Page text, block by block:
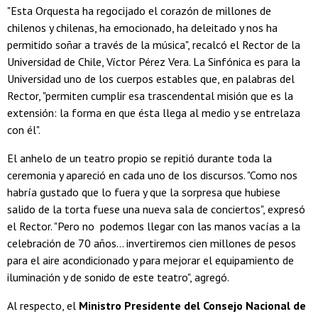
"Esta Orquesta ha regocijado el corazón de millones de
chilenos y chilenas, ha emocionado, ha deleitado y nos ha
permitido soñar a través de la música", recalcó el Rector de la
Universidad de Chile, Víctor Pérez Vera. La Sinfónica es para la
Universidad uno de los cuerpos estables que, en palabras del
Rector, "permiten cumplir esa trascendental misión que es la
extensión: la forma en que ésta llega al medio y se entrelaza
con él".
El anhelo de un teatro propio se repitió durante toda la
ceremonia y apareció en cada uno de los discursos. "Como nos
habría gustado que lo fuera y que la sorpresa que hubiese
salido de la torta fuese una nueva sala de conciertos", expresó
el Rector. "Pero no podemos llegar con las manos vacías a la
celebración de 70 años... invertiremos cien millones de pesos
para el aire acondicionado y para mejorar el equipamiento de
iluminación y de sonido de este teatro", agregó.
Al respecto, el Ministro Presidente del Consejo Nacional de